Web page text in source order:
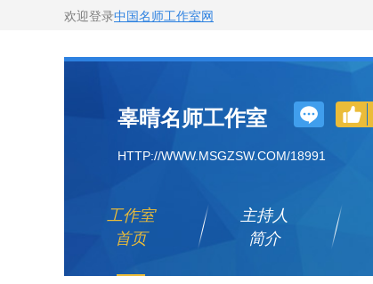
欢迎登录中国名师工作室网
辜晴名师工作室
HTTP://WWW.MSGZSW.COM/18991
工作室
首页
主持人
简介